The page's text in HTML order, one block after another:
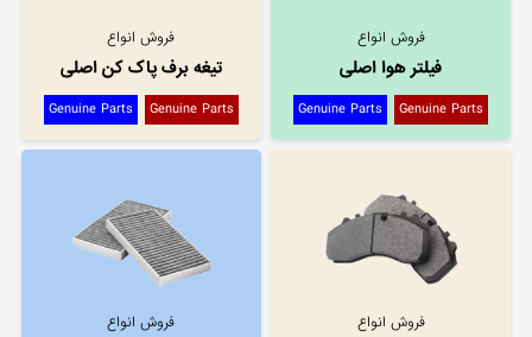
فروش انواع
فیلتر هوا اصلی
Genuine Parts
Genuine Parts
فروش انواع
تیغه برف پاک کن اصلی
Genuine Parts
Genuine Parts
فروش انواع فروش انواع